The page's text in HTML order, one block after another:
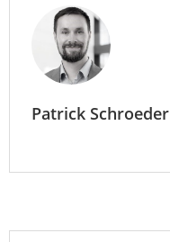
Patrick Schroeder